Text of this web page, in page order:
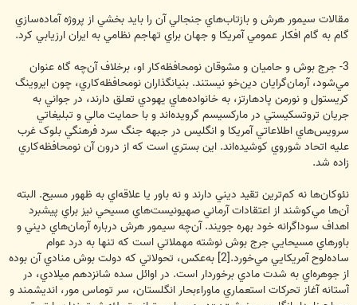
مقالات سيمور هرش و بازتاب‌هاي جنجالي آن را بايد بخشي از پروژه آماده‌سازي
گام به گام افکار عمومي آمريکا و جهان براي تهاجم نظامي به ايران ارزيابي کرد.
3- جرج بوش و حاميان و مشوقان نومحافظه‌کار او، برخلاف آن‌چه گاه عنوان
مي‌شود، آرمان‌گرايان دين‌خو نيستند. بنيانگذاران نومحافظه‌کاري، چون ايروينگ
کريستول و نورمن پادهارتز، به خانواده‌هاي يهودي تعلق دارند، در جواني به
جريان تروتسکيستي در مارکسيسم گرويده‌اند و با حمايت مالي و تبليغاتي
سرويس‌هاي اطلاعاتي آمريکا و انگليس در جبهه جنگ سرد فرهنگي بلوک غرب
عليه اتحاد شوروي کوشيده‌اند. اين بستري است که از درون آن نومحافظه‌کاري
زاده شد.
نئوکان‌ها نه کم‌ترين تقيد ديني دارند و نه باور يا علاقه‌اي به ظهور مسيح. البته
آن‌ها مي‌کوشند از اعتقادات آرماني صهيونيست‌هاي مسيحي نيز براي پيشبرد
اهداف سوداگرانه خود بهره جويند. آن‌چه سيمور هرش درباره آرمان‌هاي ديني و
باورهاي مسيحايي جرج بوش نوشته مهملاتي است که تنها به درد عوام
ساده‌لوح آمريکايي مي‌خورد.[2] به‌عکس، تحولاتي که دولت بوش منادي آن بوده
از جوهره‌اي به شدت مادي برخوردار است. در اوائل سده شانزدهم ميلادي، در
آستانه آغاز تحرکات استعماري ماوراءبحار انگلستان، سر توماس مور، انديشمند و